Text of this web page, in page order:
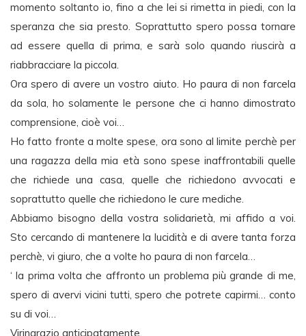
momento soltanto io, fino a che lei si rimetta in piedi, con la
speranza che sia presto. Soprattutto spero possa tornare
ad essere quella di prima, e sarà solo quando riuscirà a
riabbracciare la piccola.
Ora spero di avere un vostro aiuto. Ho paura di non farcela
da sola, ho solamente le persone che ci hanno dimostrato
comprensione, cioè voi…
Ho fatto fronte a molte spese, ora sono al limite perchè per
una ragazza della mia età sono spese inaffrontabili quelle
che richiede una casa, quelle che richiedono avvocati e
soprattutto quelle che richiedono le cure mediche.
Abbiamo bisogno della vostra solidarietà, mi affido a voi.
Sto cercando di mantenere la lucidità e di avere tanta forza
perchè, vi giuro, che a volte ho paura di non farcela…
‘ la prima volta che affronto un problema più grande di me,
spero di avervi vicini tutti, spero che potrete capirmi… conto
su di voi…
Viringrazio anticipatamente,